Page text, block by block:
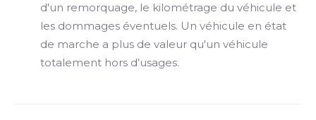
d'un remorquage, le kilométrage du véhicule et
les dommages éventuels. Un véhicule en état
de marche a plus de valeur qu'un véhicule
totalement hors d’usages.